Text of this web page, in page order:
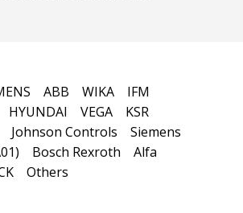
ABB WIKA
IFM
HYUNDAI VEGA
KSR
Johnson Controls
Siemens
Bosch Rexroth
Alfa
Others